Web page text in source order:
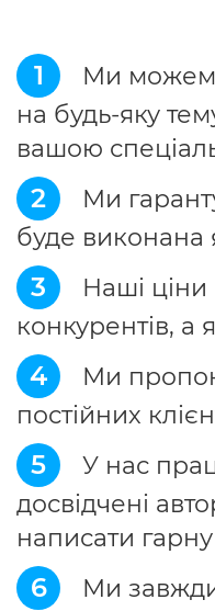
1
Ми
на будь-яку
вашою
2
Ми
буде виконана
3
Наші ціни
конкурентів, а
4
Ми
постійних
5
У нас
досвідчені
написати
6 Ми